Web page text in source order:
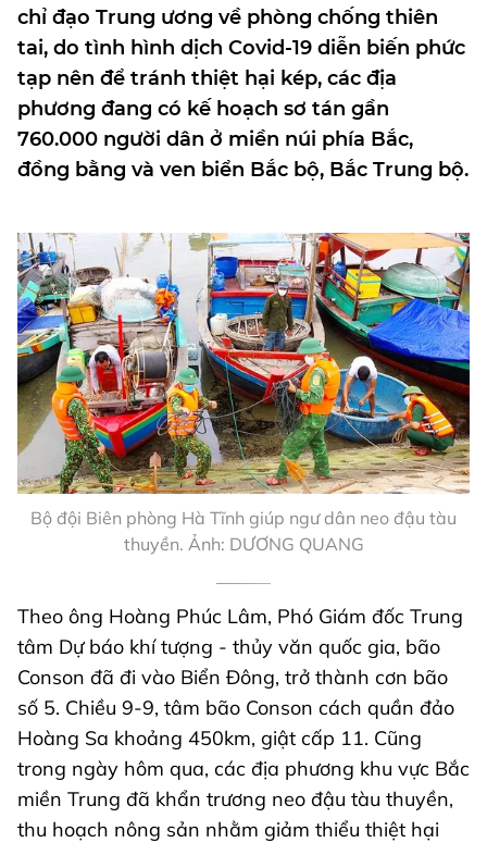
chỉ đạo Trung ương về phòng chống thiên
tai, do tình hình dịch Covid-19 diễn biến phức
tạp nên để tránh thiệt hại kép, các địa
phương đang có kế hoạch sơ tán gần
760.000 người dân ở miền núi phía Bắc,
đồng bằng và ven biển Bắc bộ, Bắc Trung bộ.
Bộ đội Biên phòng Hà Tĩnh giúp ngư dân neo đậu tàu
thuyền. Ảnh: DƯƠNG QUANG
Theo ông Hoàng Phúc Lâm, Phó Giám đốc Trung
tâm Dự báo khí tượng - thủy văn quốc gia, bão
Conson đã đi vào Biển Đông, trở thành cơn bão
số 5. Chiều 9-9, tâm bão Conson cách quần đảo
Hoàng Sa khoảng 450km, giật cấp 11. Cũng
trong ngày hôm qua, các địa phương khu vực Bắc
miền Trung đã khẩn trương neo đậu tàu thuyền,
thu hoạch nông sản nhằm giảm thiểu thiệt hại